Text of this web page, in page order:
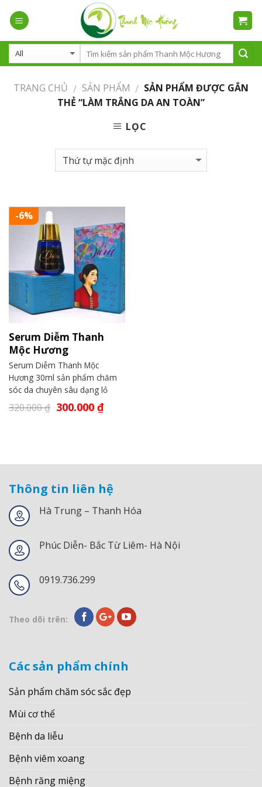
TRANG CHỦ / SẢN PHẨM / SẢN PHẨM ĐƯỢC GẮN
THẺ “LÀM TRẮNG DA AN TOÀN”
LỌC
-6%
Serum Diễm Thanh
Mộc Hương
Serum Diễm Thanh Mộc
Hương 30ml sản phẩm chăm
sóc da chuyên sâu dạng lỏ
320.000₫ 300.000 ₫
Thông tin liên hệ
Hà Trung – Thanh Hóa
Phúc Diễn- Bắc Từ Liêm- Hà Nội
0919.736.299
Theo dõi trên:
Các sản phẩm chính
Sản phẩm chăm sóc sắc đẹp
Mùi cơ thể
Bệnh da liễu
Bệnh viêm xoang
Bệnh răng miệng